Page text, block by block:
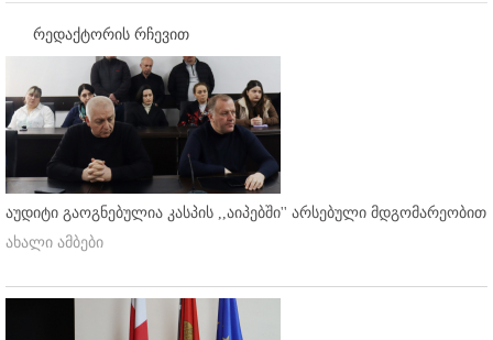
რედაქტორის რჩევით
აუდიტი გაოგნებულია კასპის ,,აიპებში'' არსებული მდგომარეობით
ახალი ამბები